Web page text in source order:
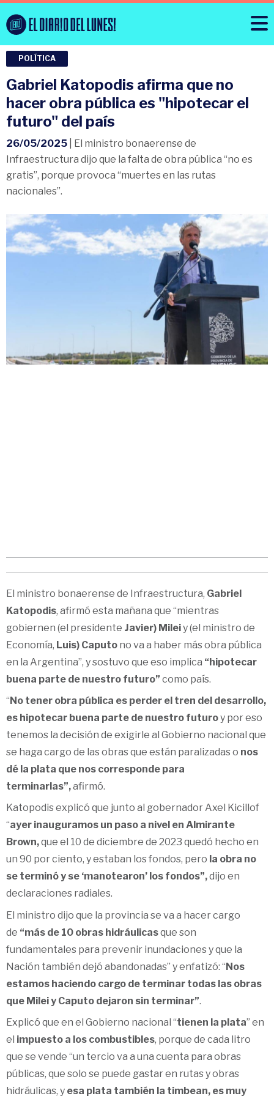
POLÍTICA
Gabriel Katopodis afirma que no
hacer obra pública es "hipotecar el
futuro" del país
26/05/2025 | El ministro bonaerense de
Infraestructura dijo que la falta de obra pública “no es
gratis”, porque provoca “muertes en las rutas
nacionales”.
El ministro bonaerense de Infraestructura, Gabriel
Katopodis, afirmó esta mañana que “mientras
gobiernen (el presidente Javier) Mileiy (el ministro de
Economía, Luis) Caputo no va a haber más obra pública
en la Argentina”, y sostuvo que eso implica “hipotecar
buena parte de nuestro futuro” como país.
“ No tener obra pública es perder el tren del desarrollo,
es hipotecar buena parte de nuestro futuroy por eso
tenemos la decisión de exigirle al Gobierno nacional que
se haga cargo de las obras que están paralizadas o nos
dé la plata que nos corresponde para
terminarlas”,afirmó.
Katopodis explicó que junto al gobernador Axel Kicillof
“ayer inauguramos un paso a nivel en Almirante
Brown,que el 10 de diciembre de 2023 quedó hecho en
un 90 por ciento, y estaban los fondos, pero la obra no
se terminó y se ‘manotearon’ los fondos”,dijo en
declaraciones radiales.
El ministro dijo que la provincia se va a hacer cargo
de “más de 10 obras hidráulicasque son
fundamentales para prevenir inundaciones y que la
Nación también dejó abandonadas” y enfatizó: “Nos
estamos haciendo cargo de terminar todas las obras
que Milei y Caputo dejaron sin terminar”.
Explicó que en el Gobierno nacional “tienen la plata” en
el impuesto a los combustibles, porque de cada litro
que se vende “un tercio va a una cuenta para obras
públicas, que solo se puede gastar en rutas y obras
hidráulicas, y esa plata también la timbean, es muy